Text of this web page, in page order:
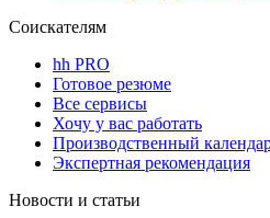
Соискателям
hh PRO
Готовое резюме
Все сервисы
Хочу у вас работать
Производственный
Экспертная рекомендация
Новости и статьи